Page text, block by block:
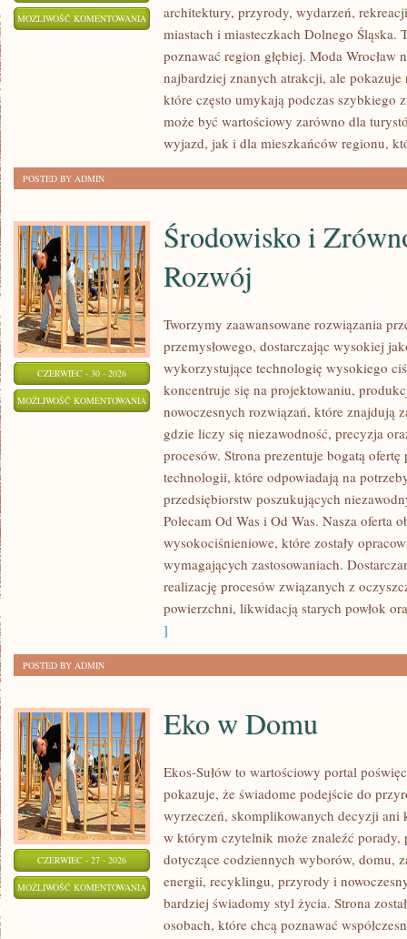
MOŻLIWOŚĆ KOMENTOWANIA LUBINarchitektury, przyrody, wydarzeń,
miastach i miasteczkach Dolnego Śląska.
poznawać region głębiej. Moda Wrocław
najbardziej znanych atrakcji, ale
które często umykają podczas szybkiego
może być wartościowy zarówno dla
wyjazd, jak i dla mieszkańców regionu,
POSTED BY ADMIN
CZERWIEC - 30 - 2026
MOŻLIWOŚĆ KOMENTOWANIA
ZRÓWNOWAŻONY
Środowisko i
Rozwój
Tworzymy zaawansowane rozwiązania
przemysłowego, dostarczając wysokiej
wykorzystujące technologię wysokiego
koncentruje się na projektowaniu,
nowoczesnych rozwiązań, które znajdują
gdzie liczy się niezawodność, precyzja
procesów. Strona prezentuje bogatą ofertę
technologii, które odpowiadają na
przedsiębiorstw poszukujących
Polecam Od Was i Od Was. Nasza oferta
wysokociśnieniowe, które zostały
wymagających zastosowaniach.
realizację procesów związanych z
powierzchni, likwidacją starych powłok
]
POSTED BY ADMIN
CZERWIEC - 27 - 2026
MOŻLIWOŚĆ KOMENTOWANIA
DOMU
Eko w Domu
Ekos-Sułów to wartościowy portal
pokazuje, że świadome podejście do
wyrzeczeń, skomplikowanych decyzji ani
w którym czytelnik może znaleźć porady,
dotyczące codziennych wyborów, domu,
energii, recyklingu, przyrody i
bardziej świadomy styl życia. Strona
osobach, które chcą poznawać